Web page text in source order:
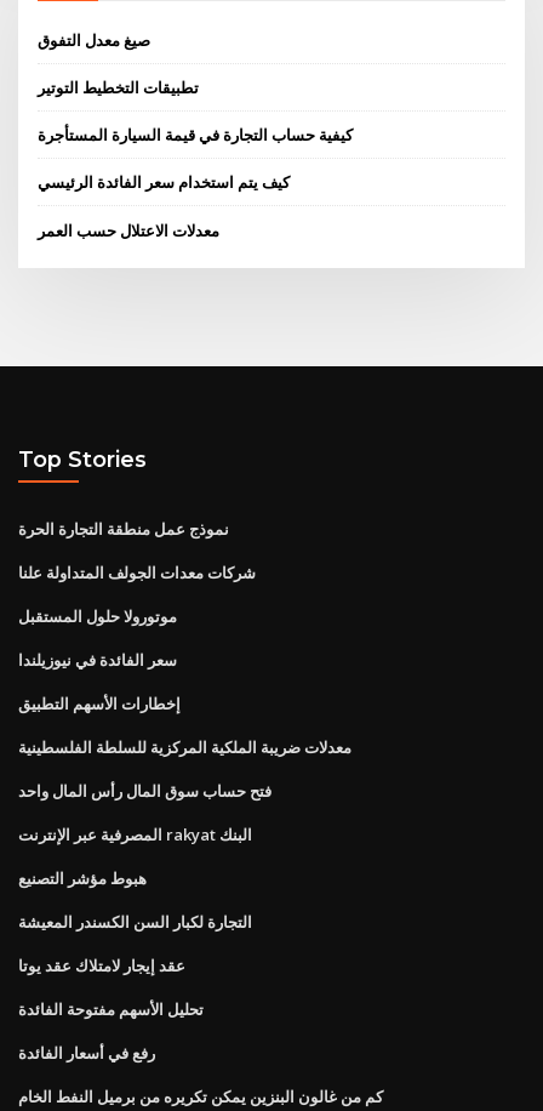
صيغ معدل التفوق
تطبيقات التخطيط التوتير
كيفية حساب التجارة في قيمة السيارة المستأجرة
كيف يتم استخدام سعر الفائدة الرئيسي
معدلات الاعتلال حسب العمر
Top Stories
نموذج عمل منطقة التجارة الحرة
شركات معدات الجولف المتداولة علنا
موتورولا حلول المستقبل
سعر الفائدة في نيوزيلندا
إخطارات الأسهم التطبيق
معدلات ضريبة الملكية المركزية للسلطة الفلسطينية
فتح حساب سوق المال رأس المال واحد
المصرفية عبر الإنترنت rakyat البنك
هبوط مؤشر التصنيع
التجارة لكبار السن الكسندر المعيشة
عقد إيجار لامتلاك عقد يوتا
تحليل الأسهم مفتوحة الفائدة
رفع في أسعار الفائدة
كم من غالون البنزين يمكن تكريره من برميل النفط الخام